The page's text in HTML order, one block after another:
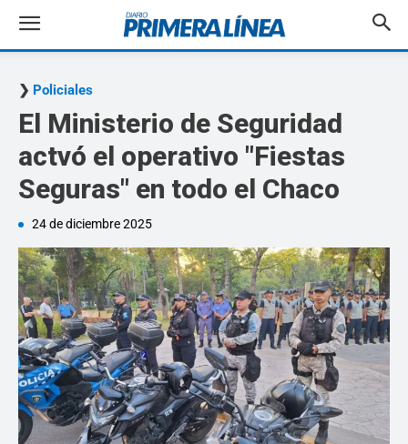
Policiales
El Ministerio de Seguridad
actvó el operativo "Fiestas
Seguras" en todo el Chaco
24 de diciembre 2025